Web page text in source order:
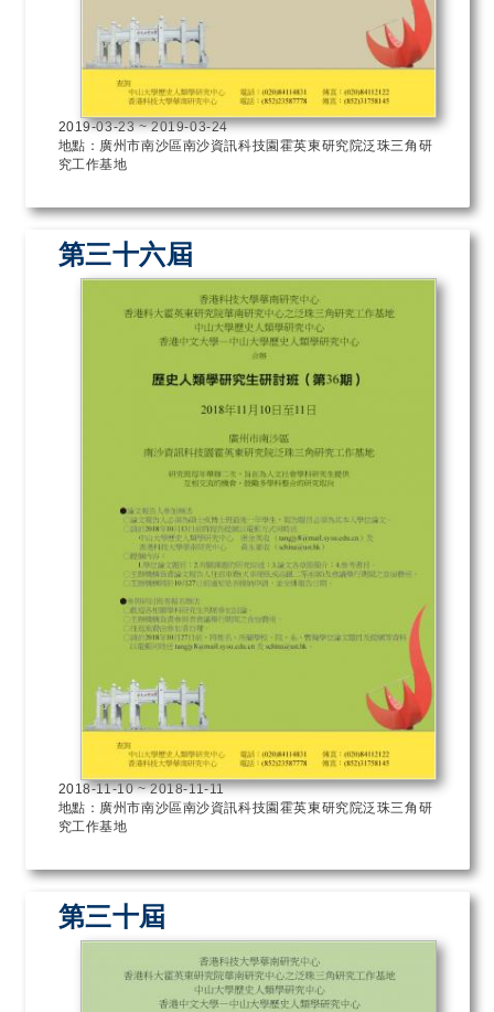
2019-03-23~2019-03-24
地點：廣州市南沙區南沙資訊科技園霍英東研究院泛珠三角研
究工作基地
第三十六屆
2018-11-10~2018-11-11
地點：廣州市南沙區南沙資訊科技園霍英東研究院泛珠三角研
究工作基地
第三十屆